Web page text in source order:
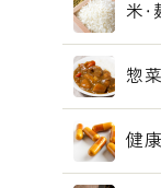
米・
惣菜
健